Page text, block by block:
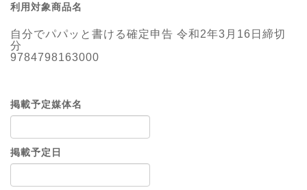
利用対象商品名
自分でパパッと書ける確定申告 令和2年3月16日締切
分
9784798163000
掲載予定媒体名
掲載予定日